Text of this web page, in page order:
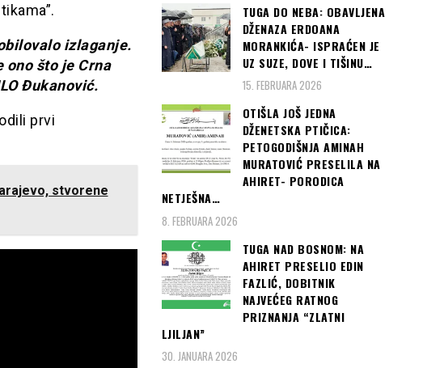
izlaganje.
ono što je Crna
Đukanović.
prvi
stvorene
TUGA DO NEBA: OBAVLJENA
DŽENAZA ERDOANA
MORANKIĆA- ISPRAĆEN JE
UZ SUZE, DOVE I TIŠINU…
15. FEBRUARA 2026
OTIŠLA JOŠ JEDNA
DŽENETSKA PTIČICA:
PETOGODIŠNJA AMINAH
MURATOVIĆ PRESELILA NA
AHIRET- PORODICA
NETJEŠNA…
8. FEBRUARA 2026
TUGA NAD BOSNOM: NA
AHIRET PRESELIO EDIN
FAZLIĆ, DOBITNIK
NAJVEĆEG RATNOG
PRIZNANJA “ZLATNI
LJILJAN”
30. JANUARA 2026